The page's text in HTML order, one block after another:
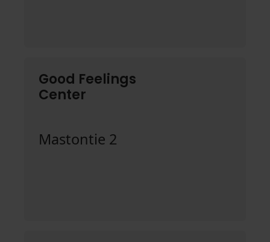
Good Feelings
Center
Mastontie 2